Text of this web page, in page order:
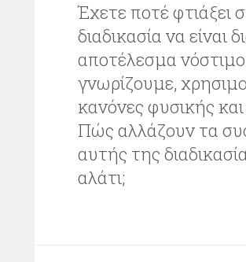
Έχετε ποτέ φτιάξει
διαδικασία να είναι
αποτέλεσμα
γνωρίζουμε,
κανόνες φυσικής
Πώς αλλάζουν τα
αυτής της
αλάτι;